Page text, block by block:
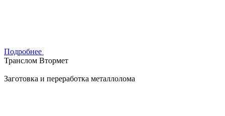
Подробнее
Транслом Втормет
Заготовка и переработка металлолома